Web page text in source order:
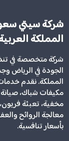
شركة سيتي
المملكة
شركة متخصصة في
الجودة في الرياض
المملكة. نقدم
مكيفات شباك،
مخفية، تعبئة
معالجة الروائح
بأسعار تنافسية.